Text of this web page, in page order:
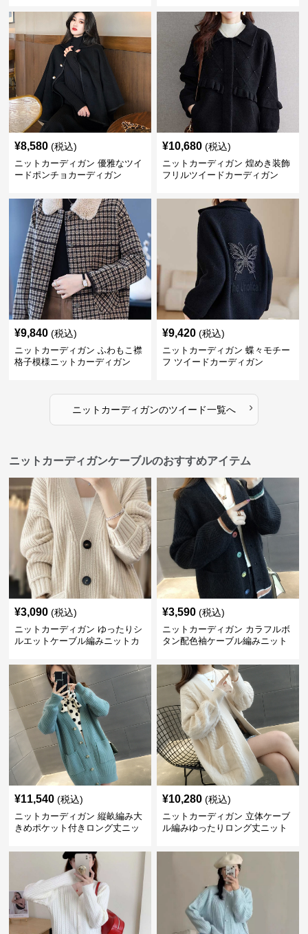
¥8,580 (税込)
ニットカーディガン 優雅なツイ
ードポンチョカーディガン
¥10,680 (税込)
ニットカーディガン 煌めき装飾
フリルツイードカーディガン
¥9,840 (税込)
ニットカーディガン ふわもこ襟
格子模様ニットカーディガン
¥9,420 (税込)
ニットカーディガン 蝶々モチー
フ ツイードカーディガン
ニットカーディガンのツイード一覧へ ›
ニットカーディガンケーブルのおすすめアイテム
¥3,090 (税込)
ニットカーディガン ゆったりシ
ルエットケーブル編みニットカ
¥3,590 (税込)
ニットカーディガン カラフルボ
タン配色袖ケーブル編みニット
¥11,540 (税込)
ニットカーディガン 縦畝編み大
きめポケット付きロング丈ニッ
¥10,280 (税込)
ニットカーディガン 立体ケーブ
ル編みゆったりロング丈ニット